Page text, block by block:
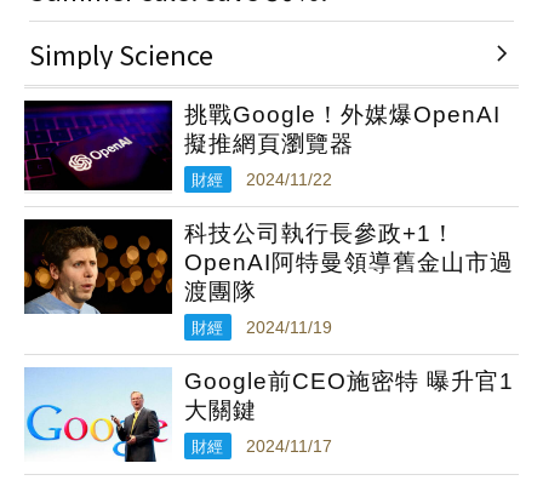
挑戰Google！外媒爆OpenAI
擬推網頁瀏覽器
財經 2024/11/22
科技公司執行長參政+1！
OpenAI阿特曼領導舊金山市過
渡團隊
財經 2024/11/19
Google前CEO施密特 曝升官1
大關鍵
財經 2024/11/17